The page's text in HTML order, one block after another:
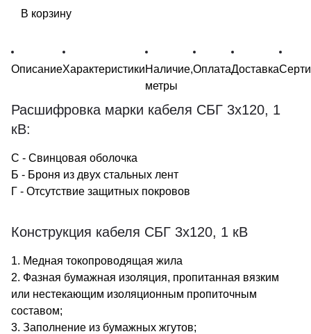
В корзину
ОписаниеХарактеристикиНаличие,
метры
ОплатаДоставка
Расшифровка марки кабеля СБГ 3х120, 1
кВ:
С - Свинцовая оболочка
Б - Броня из двух стальных лент
Г - Отсутствие защитных покровов
Конструкция кабеля СБГ 3х120, 1 кВ
1. Медная токопроводящая жила
2. Фазная бумажная изоляция, пропитанная вязким
или нестекающим изоляционным пропиточным
составом;
3. Заполнение из бумажных жгутов;